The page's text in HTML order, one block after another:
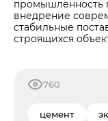
промышленность
внедрение
стабильные
строящихся
760
цемент